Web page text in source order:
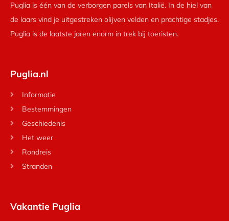
Puglia is één van de verborgen parels van Italië. In de hiel van
de laars vind je uitgestreken olijven velden en prachtige stadjes.
Puglia is de laatste jaren enorm in trek bij toeristen.
Puglia.nl
Informatie
Bestemmingen
Geschiedenis
Het weer
Rondreis
Stranden
Vakantie Puglia